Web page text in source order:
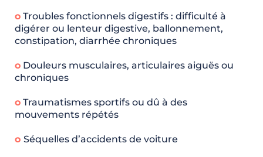
o Troubles fonctionnels digestifs : difficulté à
digérer ou lenteur digestive, ballonnement,
constipation, diarrhée chroniques
o Douleurs musculaires, articulaires aiguës ou
chroniques
o Traumatismes sportifs ou dû à des
mouvements répétés
o Séquelles d’accidents de voiture